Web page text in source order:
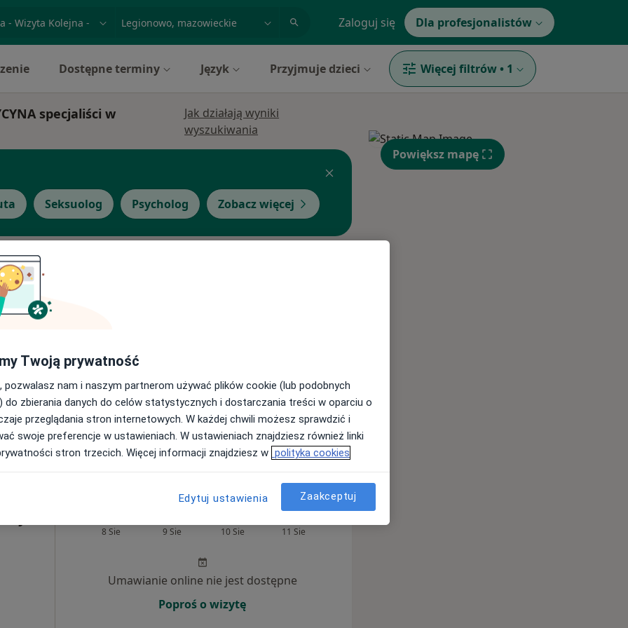
Zaloguj się Dla profesjonalistów
Dostępne terminy Język Przyjmuje dzieci Więcej filtrów • 1
specjaliści w
Jak działają wyniki
wyszukiwania
Seksuolog Psycholog Zobacz więcej
•Mapa
PSYCHOKLINIKA Poradnie Zdrowia Psychicznego (EDUCATIO)
350 zł
8 Sie 9 Sie 10 Sie 11 Sie
Umawianie online nie jest dostępne
Poproś o wizytę
Powiększ mapę
Twoją prywatność
pozwalasz nam i naszym partnerom używać plików cookie (lub podobnych
do zbierania danych do celów statystycznych i dostarczania treści w oparciu o
przeglądania stron internetowych. W każdej chwili możesz sprawdzić i
swoje preferencje w ustawieniach. W ustawieniach znajdziesz również linki
stron trzecich. Więcej informacji znajdziesz w polityka cookies
Edytuj ustawienia Zaakceptuj